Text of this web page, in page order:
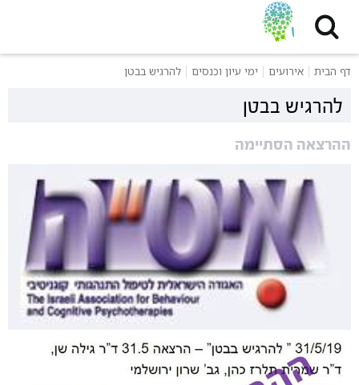
דף הבית אירועים ימי עיון וכנסים להרגיש בבטן
להרגיש בבטן
ההרצאה הסתיימה